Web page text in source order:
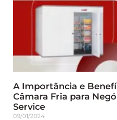
A Importância e
Câmara Fria para
Service
09/01/2024